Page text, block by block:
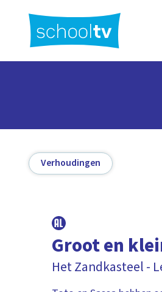
hoofdinhoud
Verhoudingen
Groot en
Het Zandkasteel -